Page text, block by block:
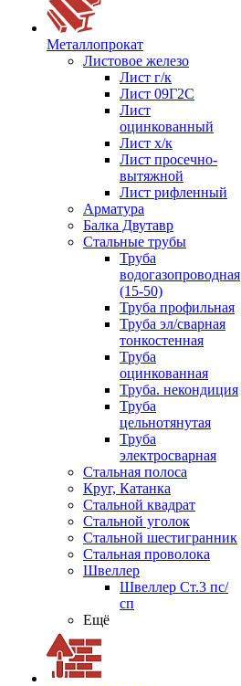
Металлопрокат
Листовое железо
Лист г/к
Лист 09Г2С
Лист
оцинкованный
Лист х/к
Лист просечно-
вытяжной
Лист рифленный
Арматура
Балка Двутавр
Стальные трубы
Труба
водогазопроводная
(15-50)
Труба профильная
Труба эл/сварная
тонкостенная
Труба
оцинкованная
Труба. некондиция
Труба
цельнотянутая
Труба
электросварная
Стальная полоса
Круг, Катанка
Стальной квадрат
Стальной уголок
Стальной шестигранник
Стальная проволока
Швеллер
Швеллер Ст.3 пс/
сп
Ещё